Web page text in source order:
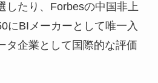
したり、Forbesの中国非上
にBIメーカーとして唯一入
タ企業として国際的な評価